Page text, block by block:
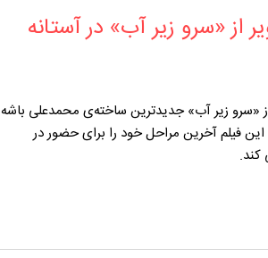
از «سرو زیر آب» در آستانه
«سرو زیر آب» جدیدترین ساخته‌ی محمدعلی باشه
فیلم آخرین مراحل خود را برای حضور در
کند.